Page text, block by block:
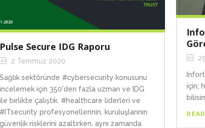
Pulse Secure IDG Raporu
2 Temmuz 2020
Sağlık sektöründe #cybersecurity konusunu
incelemek için 350'den fazla uzman ve IDG
ile birlikte çalıştık. #healthcare liderleri ve
#ITsecurity profesyonellerinin, kuruluşlarının
güvenlik risklerini azaltırken, aynı zamanda
için;